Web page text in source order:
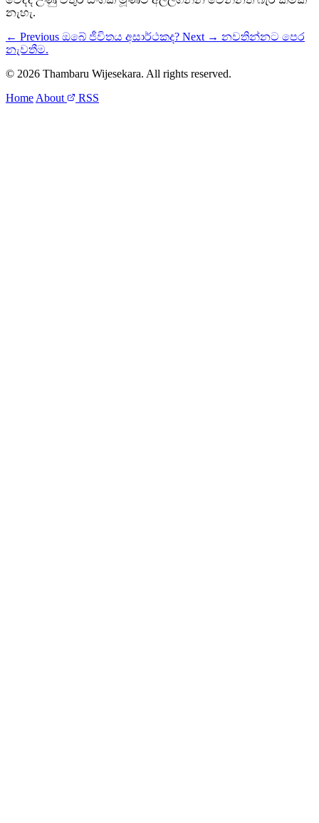
නැහැ.
← Previous ඔබේ ජීවිතය අසාර්ථකද? Next → නවතින්නට පෙර
නැවතීම.
© 2026 Thambaru Wijesekara. All rights reserved.
Home About RSS